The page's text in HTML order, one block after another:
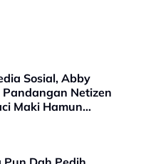
Sosial, Abby
Netizen
Maki Hamun